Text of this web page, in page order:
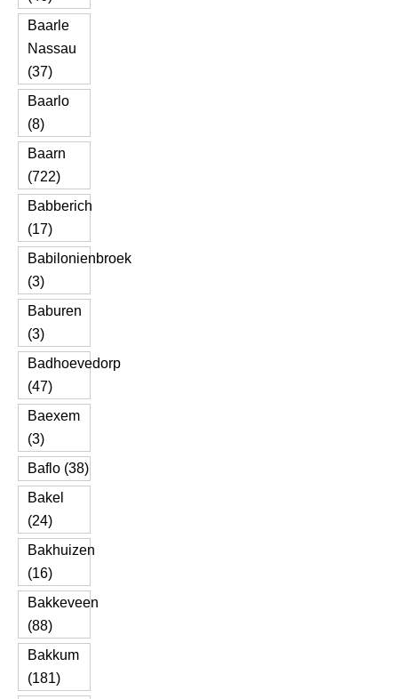
Baarle
Nassau
(37)
Baarlo
(8)
Baarn
(722)
Babberich
(17)
Babilonienbroek
(3)
Baburen
(3)
Badhoevedorp
(47)
Baexem
(3)
Baflo (38)
Bakel
(24)
Bakhuizen
(16)
Bakkeveen
(88)
Bakkum
(181)